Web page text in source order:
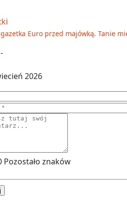
Euro przed majówką. Tanie
2026
Pozostało znaków